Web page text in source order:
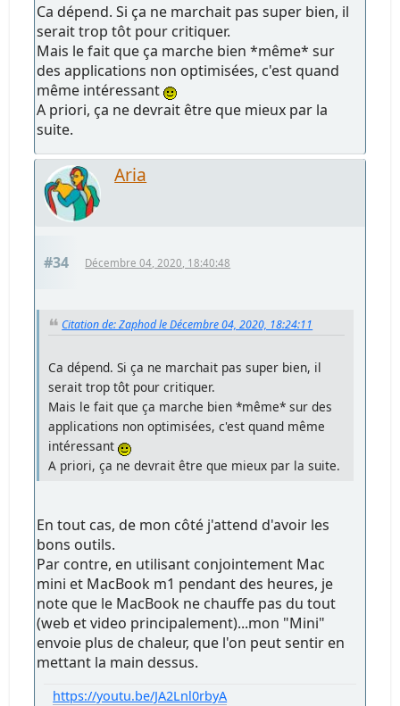
Ca dépend. Si ça ne marchait pas super bien, il
serait trop tôt pour critiquer.
Mais le fait que ça marche bien *même* sur
des applications non optimisées, c'est quand
même intéressant
A priori, ça ne devrait être que mieux par la
suite.
Aria
#34 Décembre 04, 2020, 18:40:48
Citation de: Zaphod le Décembre 04, 2020, 18:24:11
Ca dépend. Si ça ne marchait pas super bien, il
serait trop tôt pour critiquer.
Mais le fait que ça marche bien *même* sur des
applications non optimisées, c'est quand même
intéressant
A priori, ça ne devrait être que mieux par la suite.
En tout cas, de mon côté j'attend d'avoir les
bons outils.
Par contre, en utilisant conjointement Mac
mini et MacBook m1 pendant des heures, je
note que le MacBook ne chauffe pas du tout
(web et video principalement)...mon "Mini"
envoie plus de chaleur, que l'on peut sentir en
mettant la main dessus.
https://youtu.be/JA2Lnl0rbyA